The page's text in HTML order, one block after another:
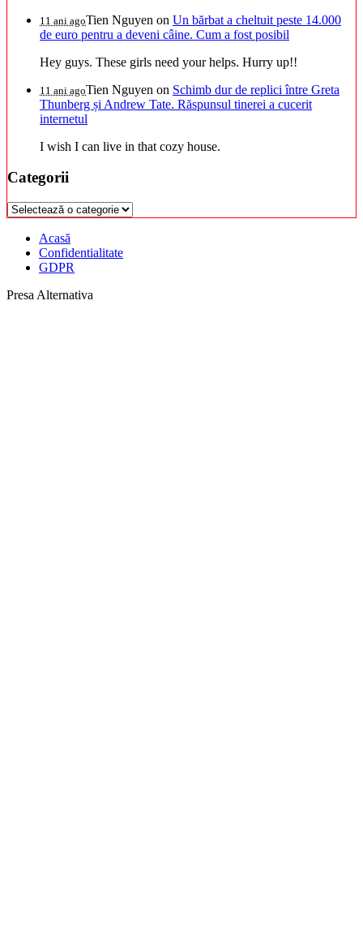
11 ani agoTien Nguyen on Un bărbat a cheltuit peste 14.000
de euro pentru a deveni câine. Cum a fost posibil
Hey guys. These girls need your helps. Hurry up!!
11 ani agoTien Nguyen on Schimb dur de replici între Greta
Thunberg și Andrew Tate. Răspunsul tinerei a cucerit
internetul
I wish I can live in that cozy house.
Categorii
Categorii
Acasă
Confidentialitate
GDPR
Presa Alternativa